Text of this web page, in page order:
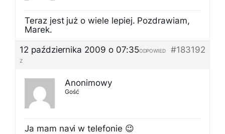
Teraz jest już o wiele lepiej. Pozdrawiam,
Marek.
12 października 2009 o 07:35
#183192
ODPOWIED
Z
Anonimowy
Gość
Ja mam navi w telefonie 😉